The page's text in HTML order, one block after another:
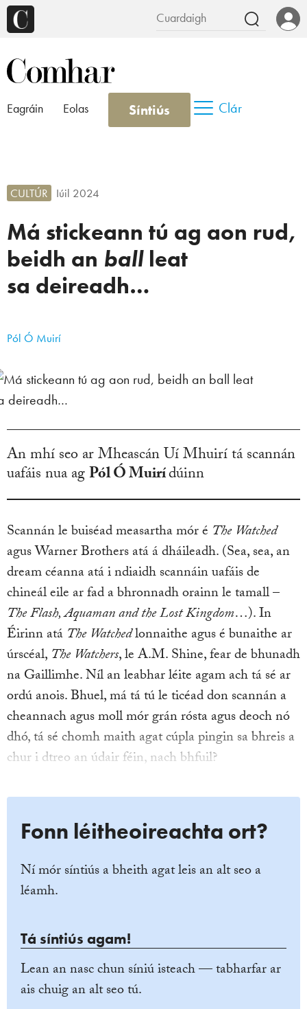
Eagráin Eolas Síntiús Clár
Má stickeann tú ag aon rud,
beidh an ballleat
sa deireadh…
CULTÚR Iúil 2024
Pól Ó Muirí
An mhí seo ar Mheascán Uí Mhuirí tá scannán
uafáis nua agPól Ó Muirídúinn
Scannán le buiséad measartha mór é The Watched
agus Warner Brothers atá á dháileadh. (Sea, sea, an
dream céanna atá i ndiaidh scannáin uafáis de
chineál eile ar fad a bhronnadh orainn le tamall –
The Flash, Aquaman and the Lost Kingdom…). In
Éirinn atá The Watchedlonnaithe agus é bunaithe ar
úrscéal, The Watchers, le A.M. Shine, fear de bhunadh
na Gaillimhe. Níl an leabhar léite agam ach tá sé ar
ordú anois. Bhuel, má tá tú le ticéad don scannán a
cheannach agus moll mór grán rósta agus deoch nó
dhó, tá sé chomh maith agat cúpla pingin sa bhreis a
chur i dtreo an údair féin, nach bhfuil?
Fonn léitheoireachta ort?
Ní mór síntiús a bheith agat leis an alt seo a
léamh.
Tá síntiús agam!
Lean an nasc chun síniú isteach — tabharfar ar
ais chuig an alt seo tú.